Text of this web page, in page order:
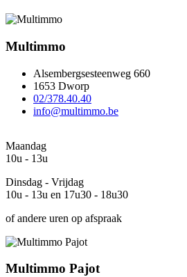
Multimmo
Alsembergsesteenweg 660
1653 Dworp
02/378.40.40
info@multimmo.be
Maandag
10u - 13u
Dinsdag - Vrijdag
10u - 13u en 17u30 - 18u30
of andere uren op afspraak
Multimmo Pajot